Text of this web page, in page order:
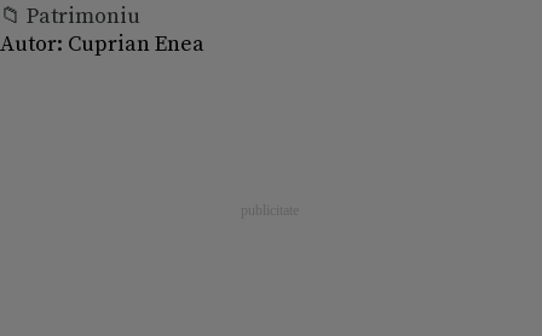
📁 Patrimoniu
Autor: Cuprian Enea